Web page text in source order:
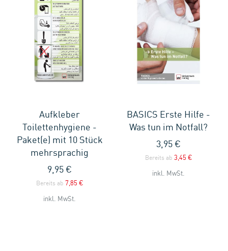
Aufkleber
Toilettenhygiene -
Paket(e) mit 10 Stück
mehrsprachig
9,95 €
Bereits ab 7,85 €
inkl. MwSt.
BASICS Erste Hilfe -
Was tun im Notfall?
3,95 €
Bereits ab 3,45 €
inkl. MwSt.